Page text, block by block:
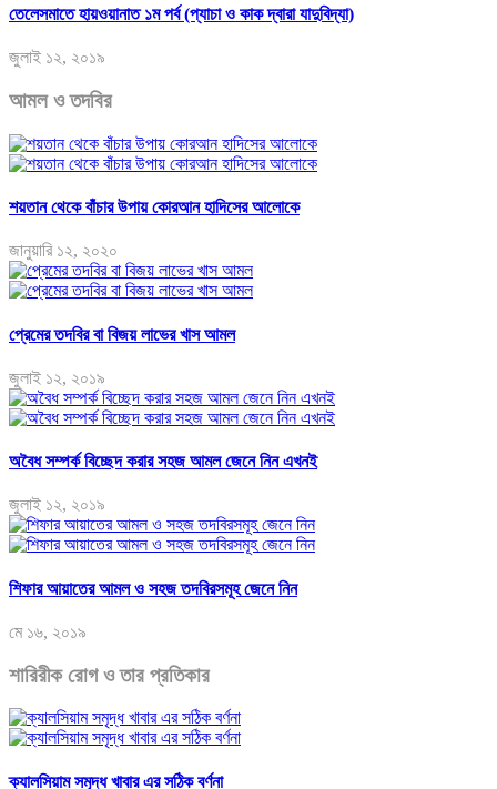
তেলেসমাতে হায়ওয়ানাত ১ম পর্ব (প্যাচা ও কাক দ্বারা যাদুবিদ্যা)
জুলাই ১২, ২০১৯
আমল ও তদবির
শয়তান থেকে বাঁচার উপায় কোরআন হাদিসের আলোকে
জানুয়ারি ১২, ২০২০
প্রেমের তদবির বা বিজয় লাভের খাস আমল
জুলাই ১২, ২০১৯
অবৈধ সম্পর্ক বিচ্ছেদ করার সহজ আমল জেনে নিন এখনই
জুলাই ১২, ২০১৯
শিফার আয়াতের আমল ও সহজ তদবিরসমূহ জেনে নিন
মে ১৬, ২০১৯
শারিরীক রোগ ও তার প্রতিকার
ক্যালসিয়াম সমৃদ্ধ খাবার এর সঠিক বর্ণনা